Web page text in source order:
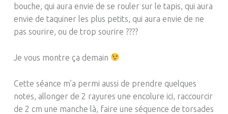
bouche, qui aura envie de se rouler sur le tapis, qui aura
envie de taquiner les plus petits, qui aura envie de ne
pas sourire, ou de trop sourire ????
Je vous montre ça demain
Cette séance m’a permi aussi de prendre quelques
notes, allonger de 2 rayures une encolure ici, raccourcir
de 2 cm une manche là, faire une séquence de torsades